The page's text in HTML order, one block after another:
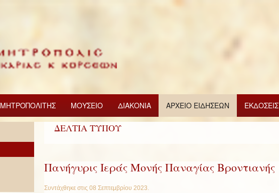
ΜΗΤΡΟΠΟΛΙΤΗΣ ΜΟΥΣΕΙΟ ΔΙΑΚΟΝΙΑ ΑΡΧΕΙΟ ΕΙΔΗΣΕΩΝ ΕΚΔΟΣΕΙΣ
ΔΕΛΤΙΑ ΤΥΠΟΥ
Πανήγυρις Ιεράς Μονής Παναγίας Βροντιανής
Συντάχθηκε στις 08 Σεπτεμβρίου 2023.